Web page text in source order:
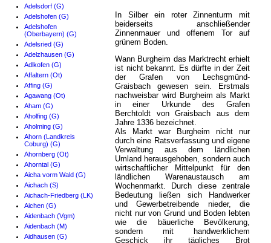
Adelsdorf (G)
Adelshofen (G)
Adelshofen
(Oberbayern) (G)
Adelsried (G)
Adelzhausen (G)
Adlkofen (G)
Affaltern (Ot)
Affing (G)
Agawang (Ot)
Aham (G)
Aholfing (G)
Aholming (G)
Ahorn (Landkreis
Coburg) (G)
Ahornberg (Ot)
Ahorntal (G)
Aicha vorm Wald (G)
Aichach (S)
Aichach-Friedberg (LK)
Aichen (G)
Aidenbach (Vgm)
Aidenbach (M)
Aidhausen (G)
In Silber ein roter Zinnenturm mit
beiderseits anschließender
Zinnenmauer und offenem Tor auf
grünem Boden.
Wann Burgheim das Marktrecht erhielt
ist nicht bekannt. Es dürfte in der Zeit
der Grafen von Lechsgmünd-
Graisbach gewesen sein. Erstmals
nachweisbar wird Burgheim als Markt
in einer Urkunde des Grafen
Berchtoldt von Graisbach aus dem
Jahre 1336 bezeichnet.
Als Markt war Burgheim nicht nur
durch eine Ratsverfassung und eigene
Verwaltung aus dem ländlichen
Umland herausgehoben, sondern auch
wirtschaftlicher Mittelpunkt für den
ländlichen Warenaustausch am
Wochenmarkt. Durch diese zentrale
Bedeutung ließen sich Handwerker
und Gewerbetreibende nieder, die
nicht nur von Grund und Boden lebten
wie die bäuerliche Bevölkerung,
sondern mit handwerklichem
Geschick ihr tägliches Brot